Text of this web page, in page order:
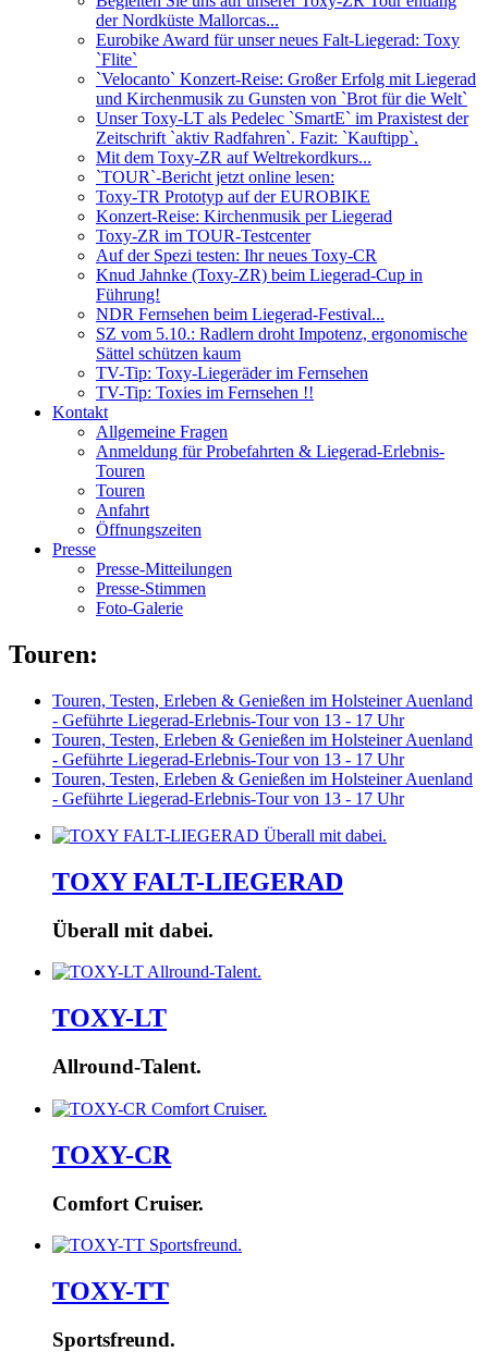
der Nordküste Mallorcas...
Eurobike Award für unser neues Falt-Liegerad: Toxy
`Flite`
`Velocanto` Konzert-Reise: Großer Erfolg mit Liegerad
und Ki­rchenmusik zu Gunsten von `Brot für die Welt`
Unser Toxy-LT als Pedelec `SmartE` im Praxistest der
Zeitschrift `aktiv Radfahren`. Fazit: `Kauftipp`.
Mit dem Toxy-ZR auf Weltrekordkurs...
`TOUR`-Bericht jetzt online lesen:
Toxy-TR Prototyp auf der EUROBIKE
Konzert-Reise: Ki­rchenmusik per Liegerad
Toxy-ZR im TOUR-Testcenter
Auf der Spezi testen: Ihr neues Toxy-CR
Knud Jahnke (Toxy-ZR) beim Liegerad-Cup in
Führung!
NDR Fernsehen beim Liegerad-Festival...
SZ vom 5.10.: Radlern droht Impotenz, ergonomische
Sättel schützen kaum
TV-Tip: Toxy-Liegeräder im Fernsehen
TV-Tip: Toxies im Fernsehen !!
Kontakt
Allgemeine Fragen
Anmeldung für Probefahrten & Liegerad-Erlebnis-
Touren
Touren
Anfahrt
Öffnungszeiten
Presse
Presse-Mitteilungen
Presse-Stimmen
Foto-Galerie
Touren:
Touren, Testen, Erleben & Genießen im Holsteiner Auenland
- Geführte Liegerad-Erlebnis-Tour von 13 - 17 Uhr
Touren, Testen, Erleben & Genießen im Holsteiner Auenland
- Geführte Liegerad-Erlebnis-Tour von 13 - 17 Uhr
Touren, Testen, Erleben & Genießen im Holsteiner Auenland
- Geführte Liegerad-Erlebnis-Tour von 13 - 17 Uhr
TOXY FALT-LIEGERAD
Überall mit dabei.
TOXY-LT
Allround-Talent.
TOXY-CR
Comfort Cruiser.
TOXY-TT
Sportsfreund.